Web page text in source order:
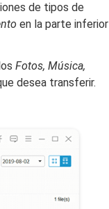
de tipos de
en la parte inferior
Fotos, Música,
desea transferir.